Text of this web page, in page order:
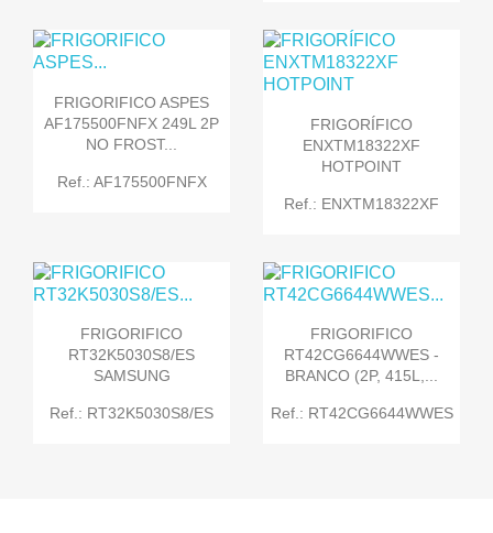
FRIGORIFICO ASPES
AF175500FNFX 249L 2P
NO FROST...
Ref.: AF175500FNFX
FRIGORÍFICO
ENXTM18322XF
HOTPOINT
Ref.: ENXTM18322XF
FRIGORIFICO
RT32K5030S8/ES
SAMSUNG
Ref.: RT32K5030S8/ES
FRIGORIFICO
RT42CG6644WWES -
BRANCO (2P, 415L,...
Ref.: RT42CG6644WWES